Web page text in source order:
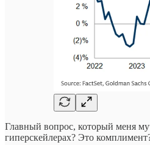
Главный вопрос, который меня
гиперскейлерах? Это